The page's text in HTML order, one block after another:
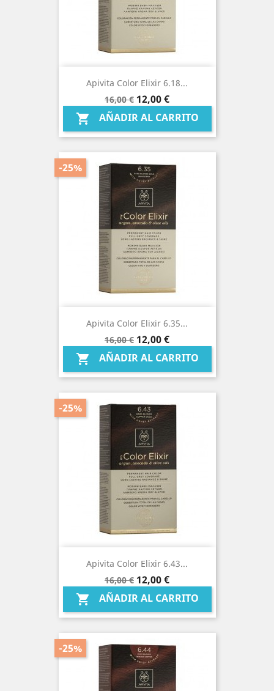
Apivita Color Elixir 6.18...
Precio
base
16,00 € Precio
12,00 €
 AÑADIR AL CARRITO
Apivita Color Elixir 6.35...
Precio
base
16,00 €
-25%
Precio
12,00 €
 AÑADIR AL CARRITO
Apivita Color Elixir 6.43...
Precio
base
16,00 €
-25%
Precio
12,00 €
 AÑADIR AL CARRITO
-25%